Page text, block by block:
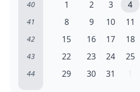
40 1 2 3 4
41 8 9 10 11
42 15 16 17 18
43 22 23 24 25
44 29 30 31